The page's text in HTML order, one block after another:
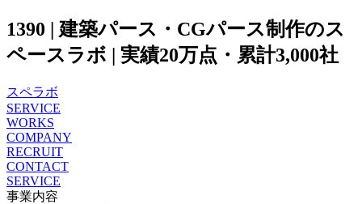
1390 | 建築パース・CGパース制作のス
ペースラボ | 実績20万点・累計3,000社
スペラボ
SERVICE
WORKS
COMPANY
RECRUIT
CONTACT
SERVICE
事業内容